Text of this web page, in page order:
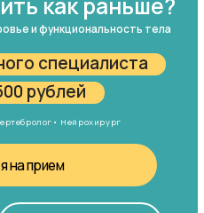
Подробнее
врача Халанчук А.О.